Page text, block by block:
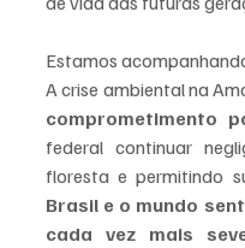
Estamos
A crise ambiental na
comprometimento
federal continuar
floresta e permitindo
Brasil e o mundo
cada vez mais